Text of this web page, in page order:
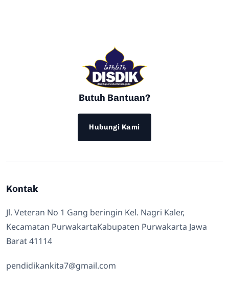
Butuh Bantuan?
Hubungi Kami
Kontak
Jl. Veteran No 1 Gang beringin Kel. Nagri Kaler,
Kecamatan PurwakartaKabupaten Purwakarta Jawa
Barat 41114
pendidikankita7@gmail.com